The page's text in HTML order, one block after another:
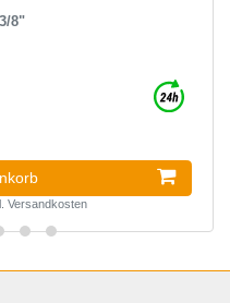
8"
Versandkosten